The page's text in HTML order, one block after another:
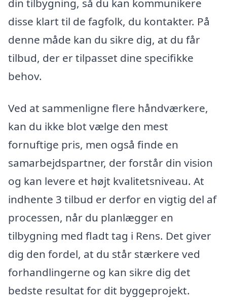
din tilbygning, så du kan kommunikere
disse klart til de fagfolk, du kontakter. På
denne måde kan du sikre dig, at du får
tilbud, der er tilpasset dine specifikke
behov.
Ved at sammenligne flere håndværkere,
kan du ikke blot vælge den mest
fornuftige pris, men også finde en
samarbejdspartner, der forstår din vision
og kan levere et højt kvalitetsniveau. At
indhente 3 tilbud er derfor en vigtig del af
processen, når du planlægger en
tilbygning med fladt tag i Rens. Det giver
dig den fordel, at du står stærkere ved
forhandlingerne og kan sikre dig det
bedste resultat for dit byggeprojekt.